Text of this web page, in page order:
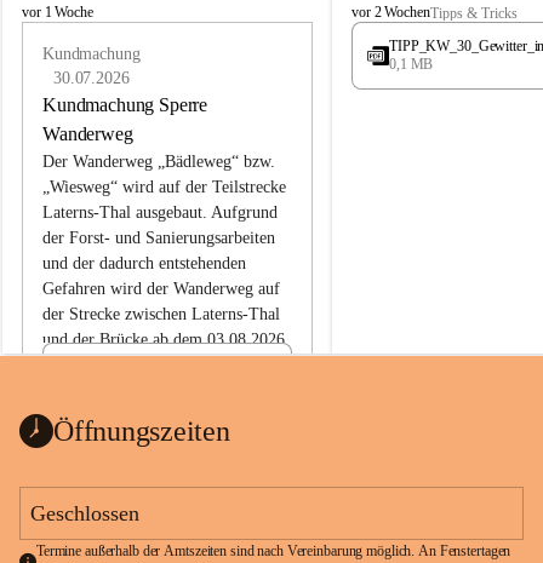
L
vor 1 Woche
Kundmachung
30.07.2026
Kundmachung Sperre
Wanderweg
Der Wanderweg „Bädleweg“ bzw.
„Wiesweg“ wird auf der Teilstrecke
Laterns-Thal ausgebaut. Aufgrund
der Forst- und Sanierungsarbeiten
und der dadurch entstehenden
Gefahren wird der Wanderweg auf
der Strecke zwischen Laterns-Thal
und der Brücke ab dem 03.08.2026
ht
1 Seite•0,1 MB
L
a
e
vor 2 WochenTipps & Tricks
0,1 MB
Öffnungszeiten
Geschlossen
Termine außerhalb der Amtszeiten sind nach Vereinbarung möglich. An Fenstertagen